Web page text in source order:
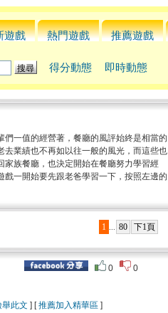
遊戲 熱門遊戲 推薦遊戲
得分動態 即時動態
一值的經營著，餐廳的風評始終是相當的
去業績也不再如以往一般的風光，而這些也
族餐廳，也決定開始在餐廳努力學習經
一開始要先跟老爸學習一下，按照左邊的
1 80 下1頁
0
0
舉此文 ] [推薦加入精華區 ]